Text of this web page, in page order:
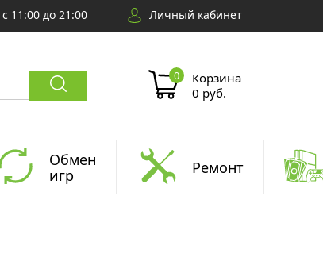
с 11:00 до 21:00 Личный кабинет
Корзина
0 руб.
Обмен
игр
Ремонт